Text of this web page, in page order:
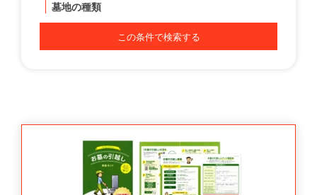
墓地の種類
この条件で検索する